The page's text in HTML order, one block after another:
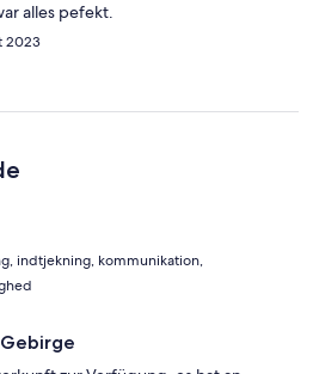
alles pefekt.
2023
indtjekning, kommunikation,